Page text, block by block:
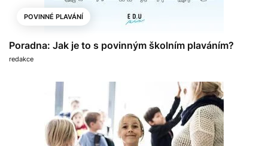
POVINNÉ PLAVÁNÍ
Poradna: Jak je to s povinným školním plaváním?
redakce